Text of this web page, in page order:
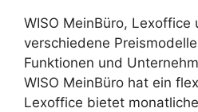
WISO MeinBüro, Lexoffice
verschiedene
Funktionen und
WISO MeinBüro hat ein
Lexoffice bietet